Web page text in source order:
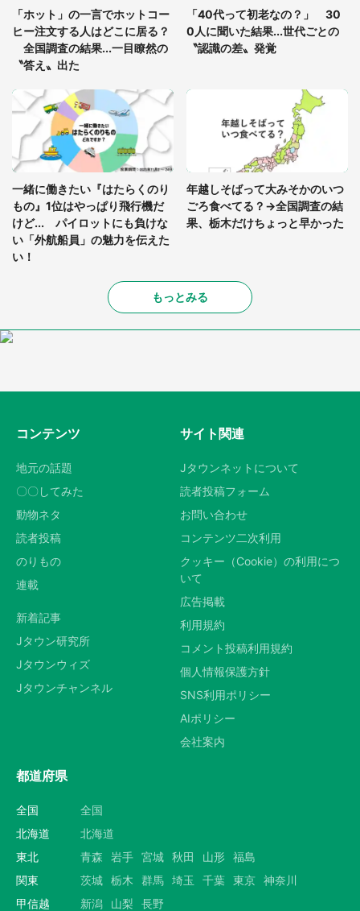
グっちゃってた〝野生の野菜〟に6.5万人戦慄
「ホット」の一言でホットコー
ヒー注文する人はどこに居る？
全国調査の結果...一目瞭然の
〝答え〟出た
「40代って初老なの？」 30
0人に聞いた結果...世代ごとの
〝認識の差〟発覚
一緒に働きたい『はたらくのり
もの』1位はやっぱり飛行機だ
けど... パイロットにも負けな
い「外航船員」の魅力を伝えた
い！
年越しそばって大みそかのいつ
ごろ食べてる？→全国調査の結
果、栃木だけちょっと早かった
もっとみる
コンテンツ
地元の話題
〇〇してみた
動物ネタ
読者投稿
のりもの
連載
新着記事
Jタウン研究所
Jタウンウィズ
Jタウンチャンネル
サイト関連
Jタウンネットについて
読者投稿フォーム
お問い合わせ
コンテンツ二次利用
クッキー（Cookie）の利用につ
いて
広告掲載
利用規約
コメント投稿利用規約
個人情報保護方針
SNS利用ポリシー
AIポリシー
会社案内
都道府県
全国
全国
北海道
北海道
東北
青森 岩手 宮城 秋田 山形 福島
関東
茨城 栃木 群馬 埼玉 千葉 東京 神奈川
甲信越
新潟 山梨 長野